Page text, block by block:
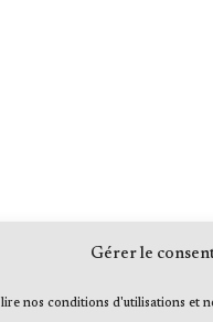
Gérer le
lire nos conditions d'utilisations et